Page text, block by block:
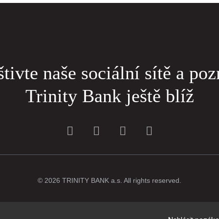
naše sociální sítě a
Trinity Bank ještě blíž
© 2026 TRINITY BANK a.s. All rights reserved.